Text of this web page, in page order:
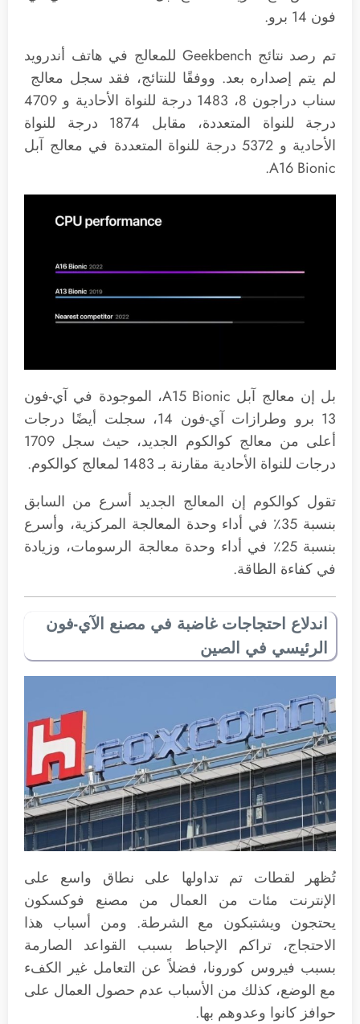
فون 14 برو.
تم رصد نتائج Geekbench للمعالج في هاتف أندرويد
لم يتم إصداره بعد. ووفقًا للنتائج، فقد سجل معالج
سناب دراجون 8، 1483 درجة للنواة الأحادية و 4709
درجة للنواة المتعددة، مقابل 1874 درجة للنواة
الأحادية و 5372 درجة للنواة المتعددة في معالج آبل
A16 Bionic.
بل إن معالج آبل A15 Bionic، الموجودة في آي-فون
13 برو وطرازات آي-فون 14، سجلت أيضًا درجات
أعلى من معالج كوالكوم الجديد، حيث سجل 1709
درجات للنواة الأحادية مقارنة بـ 1483 لمعالج كوالكوم.
تقول كوالكوم إن المعالج الجديد أسرع من السابق
بنسبة 35٪ في أداء وحدة المعالجة المركزية، وأسرع
بنسبة 25٪ في أداء وحدة معالجة الرسومات، وزيادة
في كفاءة الطاقة.
اندلاع احتجاجات غاضبة في مصنع الآي-فون
الرئيسي في الصين
تُظهر لقطات تم تداولها على نطاق واسع على
الإنترنت مئات من العمال من مصنع فوكسكون
يحتجون ويشتبكون مع الشرطة. ومن أسباب هذا
الاحتجاج، تراكم الإحباط بسبب القواعد الصارمة
بسبب فيروس كورونا، فضلاً عن التعامل غير الكفء
مع الوضع، كذلك من الأسباب عدم حصول العمال على
حوافز كانوا وعدوهم بها.